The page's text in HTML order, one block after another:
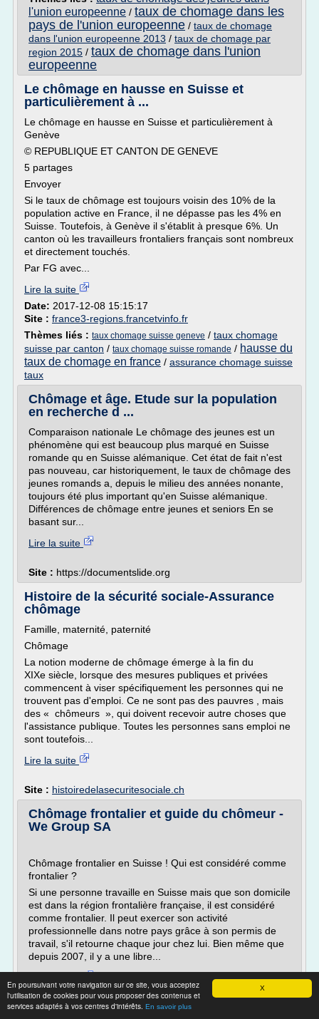
X
En poursuivant votre navigation sur ce site, vous acceptez
l'utilisation de cookies pour vous proposer des contenus et
services adaptés à vos centres d'intérêts. En savoir plus
l'union europeenne / taux de chomage dans les
pays de l'union europeenne / taux de chomage
dans l'union europeenne 2013 / taux de chomage par
region 2015 / taux de chomage dans l'union
europeenne
Le chômage en hausse en Suisse et
particulièrement à ...
Le chômage en hausse en Suisse et particulièrement à
Genève
© REPUBLIQUE ET CANTON DE GENEVE
5 partages
Envoyer
Si le taux de chômage est toujours voisin des 10% de la
population active en France, il ne dépasse pas les 4% en
Suisse. Toutefois, à Genève il s'établit à presque 6%. Un
canton où les travailleurs frontaliers français sont nombreux
et directement touchés.
Par FG avec...
Lire la suite
Date: 2017-12-08 15:15:17
Site : france3-regions.francetvinfo.fr
Thèmes liés : taux chomage suisse geneve / taux chomage
suisse par canton / taux chomage suisse romande / hausse du
taux de chomage en france / assurance chomage suisse
taux
Chômage et âge. Etude sur la population
en recherche d ...
Comparaison nationale Le chômage des jeunes est un
phénomène qui est beaucoup plus marqué en Suisse
romande qu en Suisse alémanique. Cet état de fait n'est
pas nouveau, car historiquement, le taux de chômage des
jeunes romands a, depuis le milieu des années nonante,
toujours été plus important qu'en Suisse alémanique.
Différences de chômage entre jeunes et seniors En se
basant sur...
Lire la suite
Site : https://documentslide.org
Histoire de la sécurité sociale-Assurance
chômage
Famille, maternité, paternité
Chômage
La notion moderne de chômage émerge à la fin du
XIXe siècle, lorsque des mesures publiques et privées
commencent à viser spécifiquement les personnes qui ne
trouvent pas d'emploi. Ce ne sont pas des pauvres , mais
des « chômeurs », qui doivent recevoir autre choses que
l'assistance publique. Toutes les personnes sans emploi ne
sont toutefois...
Lire la suite
Site : histoiredelasecuritesociale.ch
Chômage frontalier et guide du chômeur -
We Group SA
Chômage frontalier en Suisse ! Qui est considéré comme
frontalier ?
Si une personne travaille en Suisse mais que son domicile
est dans la région frontalière française, il est considéré
comme frontalier. Il peut exercer son activité
professionnelle dans notre pays grâce à son permis de
travail, s'il retourne chaque jour chez lui. Bien même que
depuis 2007, il y a une libre...
Date:2017-03-22 09:56:44
Site :http://www.wegroup.ch